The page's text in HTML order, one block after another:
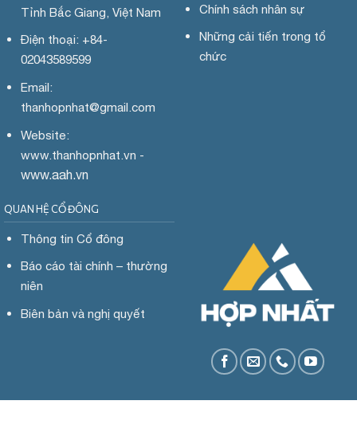
Tỉnh Bắc Giang, Việt Nam
Điện thoại: +84-
02043589599
Email:
thanhopnhat@gmail.com
Website:
www.thanhopnhat.vn -
www.aah.vn
Chính sách nhân sự
Những cải tiến trong tổ
chức
QUAN HỆ CỔ ĐÔNG
Thông tin Cổ đông
Báo cáo tài chính – thường
niên
Biên bản và nghị quyết